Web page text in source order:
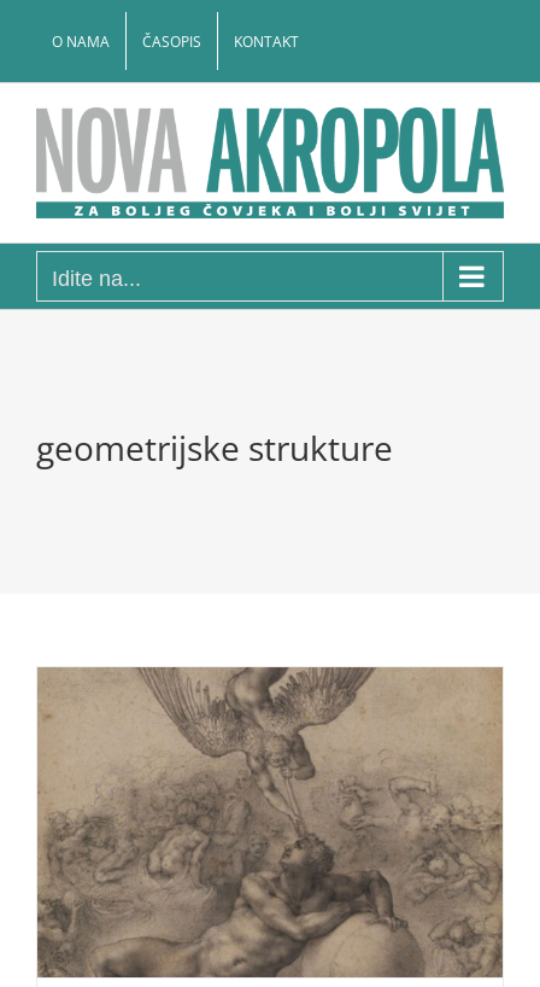
O NAMA ČASOPIS KONTAKT
Idite na...
geometrijske strukture